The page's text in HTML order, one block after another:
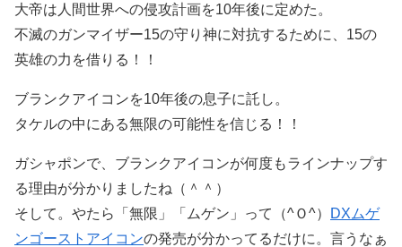
大帝は人間世界への侵攻計画を10年後に定めた。
不滅のガンマイザー15の守り神に対抗するために、15の
英雄の力を借りる！！
ブランクアイコンを10年後の息子に託し。
タケルの中にある無限の可能性を信じる！！
ガシャポンで、ブランクアイコンが何度もラインナップす
る理由が分かりましたね（＾＾）
そして。やたら「無限」「ムゲン」って（^Ｏ^）
DXムゲ
ンゴーストアイコンの発売が分かってるだけに。言うなぁ